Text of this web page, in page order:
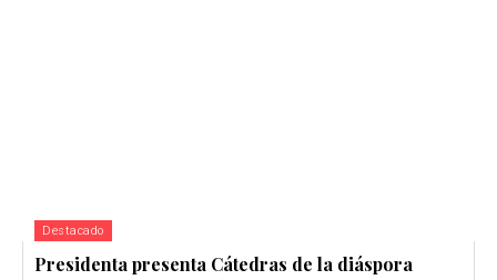
Destacado
Presidenta presenta Cátedras de la diáspora